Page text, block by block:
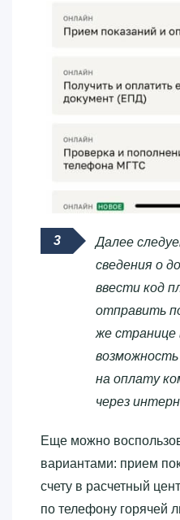
Далее
сведения о
ввести код
отправить
же
на оплату
через
Еще можно
вариантами: прием
счету в расчетный
по телефону горячей